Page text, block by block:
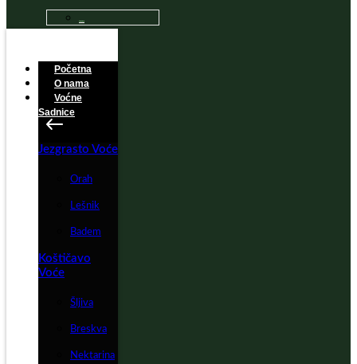
Početna
O nama
Voćne
Sadnice
Jezgrasto Voće
Orah
Lešnik
Badem
Koštičavo
Voće
Šljiva
Breskva
Nektarina